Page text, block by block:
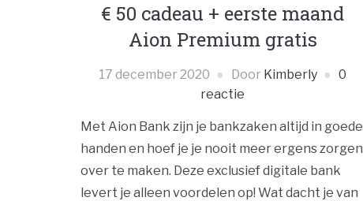
€ 50 cadeau + eerste maand
Aion Premium gratis
17 december 2020 Door Kimberly
0
reactie
Met Aion Bank zijn je bankzaken altijd in goede
handen en hoef je je nooit meer ergens zorgen
over te maken. Deze exclusief digitale bank
levert je alleen voordelen op! Wat dacht je van